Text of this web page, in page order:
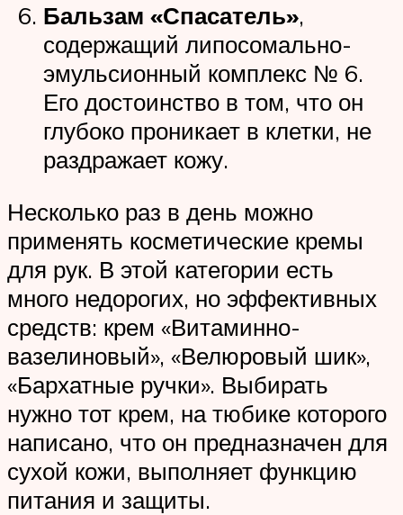
Бальзам «Спасатель»,
содержащий липосомально-
эмульсионный комплекс № 6.
Его достоинство в том, что он
глубоко проникает в клетки, не
раздражает кожу.
Несколько раз в день можно
применять косметические кремы
для рук. В этой категории есть
много недорогих, но эффективных
средств: крем «Витаминно-
вазелиновый», «Велюровый шик»,
«Бархатные ручки». Выбирать
нужно тот крем, на тюбике которого
написано, что он предназначен для
сухой кожи, выполняет функцию
питания и защиты.